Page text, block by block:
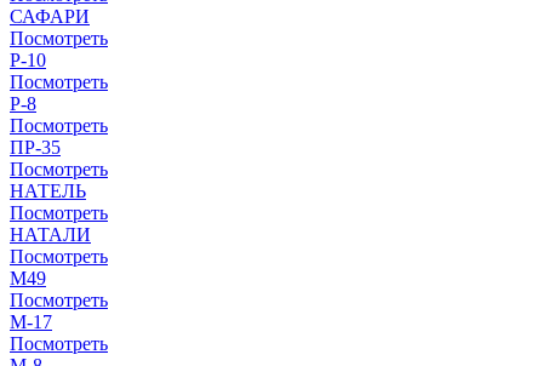
САФАРИ
Посмотреть
Р-10
Посмотреть
P-8
Посмотреть
ПР-35
Посмотреть
НАТЕЛЬ
Посмотреть
НАТАЛИ
Посмотреть
М49
Посмотреть
М-17
Посмотреть